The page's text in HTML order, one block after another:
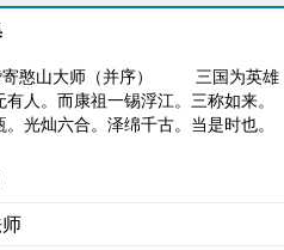
寄憨山大师（并序） 三国为英雄
人。而康祖一锡浮江。三称如来。
光灿六合。泽绵千古。当是时也。